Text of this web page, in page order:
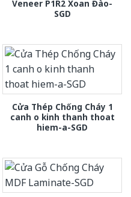
Veneer P1R2 Xoan Đào-
SGD
Cửa Thép Chống Cháy 1
canh o kinh thanh thoat
hiem-a-SGD